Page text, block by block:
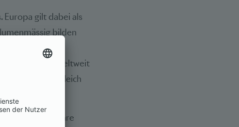
Europa gilt dabei als
bilden
Die höchsten
Schweden. Weltweit
ein; im Vergleich
etwa vier Jahre